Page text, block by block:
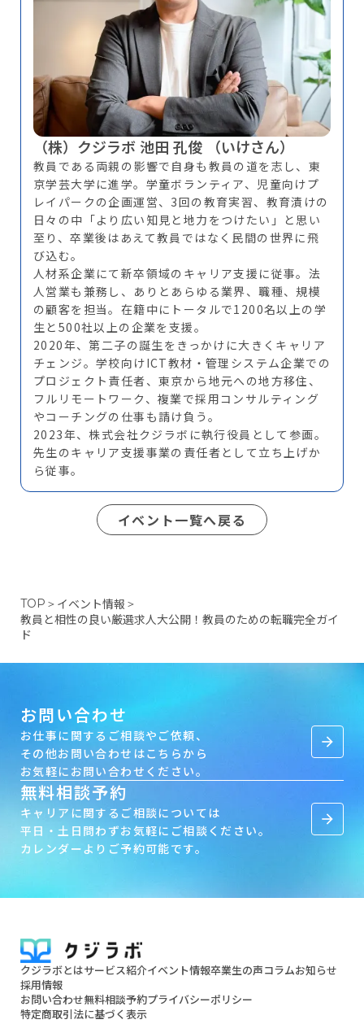
（株）クジラボ 池田 孔俊 （いけさん）
教員である両親の影響で自身も教員の道を志し、東
京学芸大学に進学。学童ボランティア、児童向けプ
レイパークの企画運営、3回の教育実習、教育漬けの
日々の中「より広い知見と地力をつけたい」と思い
至り、卒業後はあえて教員ではなく民間の世界に飛
び込む。
人材系企業にて新卒領域のキャリア支援に従事。法
人営業も兼務し、ありとあらゆる業界、職種、規模
の顧客を担当。在籍中にトータルで1200名以上の学
生と500社以上の企業を支援。
2020年、第二子の誕生をきっかけに大きくキャリア
チェンジ。学校向けICT教材・管理システム企業での
プロジェクト責任者、東京から地元への地方移住、
フルリモートワーク、複業で採用コンサルティング
やコーチングの仕事も請け負う。
2023年、株式会社クジラボに執行役員として参画。
先生のキャリア支援事業の責任者として立ち上げか
ら従事。
イベント一覧へ戻る
TOP ＞ イベント情報 ＞
教員と相性の良い厳選求人大公開！教員のための転職完全ガイ
ド
お問い合わせ
お仕事に関するご相談やご依頼、
その他お問い合わせはこちらから
お気軽にお問い合わせください。
arrow_forward
無料相談予約
キャリアに関するご相談については
平日・土日問わずお気軽にご相談ください。
カレンダーよりご予約可能です。
arrow_forward
クジラボとはサービス紹介イベント情報卒業生の声コラムお知らせ
採用情報
お問い合わせ無料相談予約プライバシーポリシー
特定商取引法に基づく表示